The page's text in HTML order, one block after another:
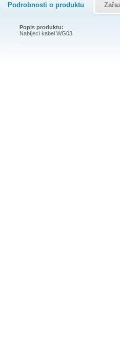
Podrobnosti o produktu
Popis produktu:
Nabíjecí kabel WG03